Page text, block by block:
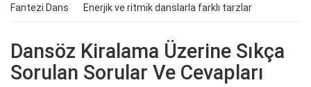
Fantezi Dans Enerjik ve ritmik danslarla farklı tarzlar
Dansöz Kiralama Üzerine Sıkça
Sorulan Sorular Ve Cevapları